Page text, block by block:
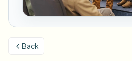
배경 블러
무엇이든 블러
얼굴 블러
미디어 및 엔터테인먼트
시사회, 출시 및 규정 준수
소매 및 전자상거래
자주 묻는 질문
블로그
Whitepapers
Choose language
Back